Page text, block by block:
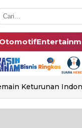
Otomotif
Keturunan